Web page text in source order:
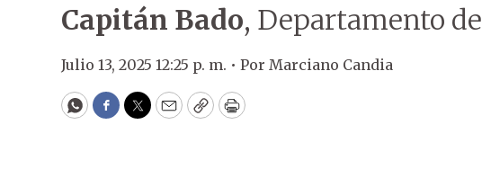
Capitán Bado, Departamento de
Julio 13, 2025 12:25 p. m. • Por Marciano Candia
WhatsApp
Facebook
Twitter
EmailCopyPrint